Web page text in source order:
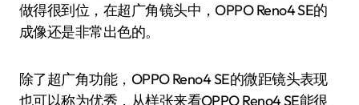
做得很到位，在超广角镜头中，OPPO Reno4 SE的
成像还是非常出色的。
除了超广角功能，OPPO Reno4 SE的微距镜头表现
也可以称为优秀，从样张来看OPPO Reno4 SE能很